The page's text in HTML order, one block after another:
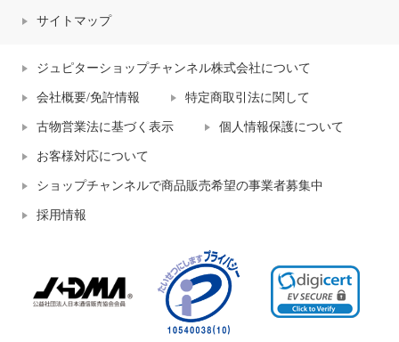
サイトマップ
ジュピターショップチャンネル株式会社について
会社概要/免許情報 特定商取引法に関して
古物営業法に基づく表示 個人情報保護について
お客様対応について
ショップチャンネルで商品販売希望の事業者募集中
採用情報